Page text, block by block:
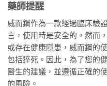
藥師提醒
威而鋼作為一款經過臨床驗
言，使用時是安全的。然而
或存在健康隱患，威而鋼的
包括猝死。因此，為了您的
醫生的建議，並遵循正確的
的風險。